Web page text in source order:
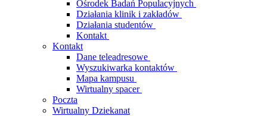
Ośrodek Badań Populacyjnych
Działania klinik i zakładów
Działania studentów
Kontakt
Kontakt
Dane teleadresowe
Wyszukiwarka kontaktów
Mapa kampusu
Wirtualny spacer
Poczta
Wirtualny Dziekanat